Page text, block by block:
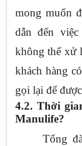
mong muốn
dẫn đến
không thể xử
khách hàng
gọi lại để
4.2. Thời
Manulife?
Tổng đài